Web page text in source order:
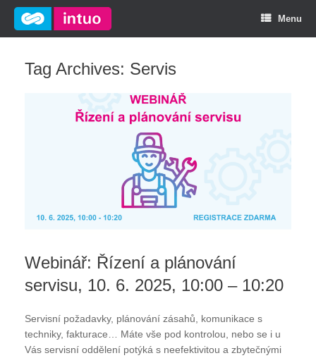
Menu
Tag Archives: Servis
Webinář: Řízení a plánování
servisu, 10. 6. 2025, 10:00 – 10:20
Servisní požadavky, plánování zásahů, komunikace s
techniky, fakturace… Máte vše pod kontrolou, nebo se i u
Vás servisní oddělení potýká s neefektivitou a zbytečnými